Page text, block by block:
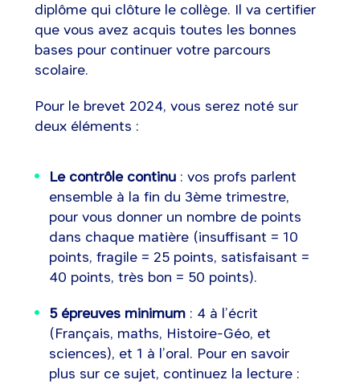
diplôme qui clôture le collège. Il va certifier
que vous avez acquis toutes les bonnes
bases pour continuer votre parcours
scolaire.
Pour le brevet 2024, vous serez noté sur
deux éléments :
Le contrôle continu: vos profs parlent
ensemble à la fin du 3ème trimestre,
pour vous donner un nombre de points
dans chaque matière (insuffisant = 10
points, fragile = 25 points, satisfaisant =
40 points, très bon = 50 points).
5 épreuves minimum: 4 à l’écrit
(Français, maths, Histoire-Géo, et
sciences), et 1 à l’oral. Pour en savoir
plus sur ce sujet, continuez la lecture :